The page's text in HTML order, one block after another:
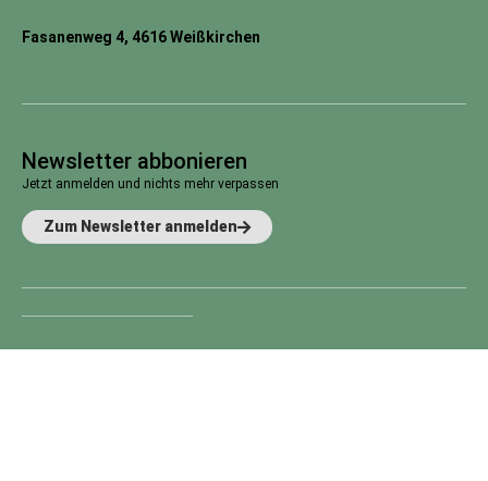
Fasanenweg 4, 4616 Weißkirchen
Newsletter abbonieren
Jetzt anmelden und nichts mehr verpassen
Zum Newsletter anmelden